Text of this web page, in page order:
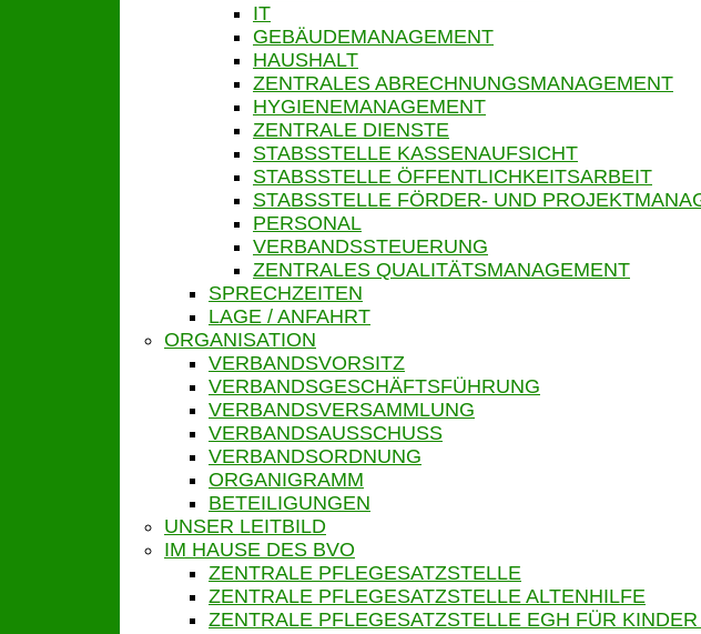
IT
GEBÄUDEMANAGEMENT
HAUSHALT
ZENTRALES ABRECHNUNGSMANAGEMENT
HYGIENEMANAGEMENT
ZENTRALE DIENSTE
STABSSTELLE KASSENAUFSICHT
STABSSTELLE ÖFFENTLICHKEITSARBEIT
STABSSTELLE FÖRDER- UND
PERSONAL
VERBANDSSTEUERUNG
ZENTRALES QUALITÄTSMANAGEMENT
SPRECHZEITEN
LAGE / ANFAHRT
ORGANISATION
VERBANDSVORSITZ
VERBANDSGESCHÄFTSFÜHRUNG
VERBANDSVERSAMMLUNG
VERBANDSAUSSCHUSS
VERBANDSORDNUNG
ORGANIGRAMM
BETEILIGUNGEN
UNSER LEITBILD
IM HAUSE DES BVO
ZENTRALE PFLEGESATZSTELLE
ZENTRALE PFLEGESATZSTELLE ALTENHILFE
ZENTRALE PFLEGESATZSTELLE EGH FÜR